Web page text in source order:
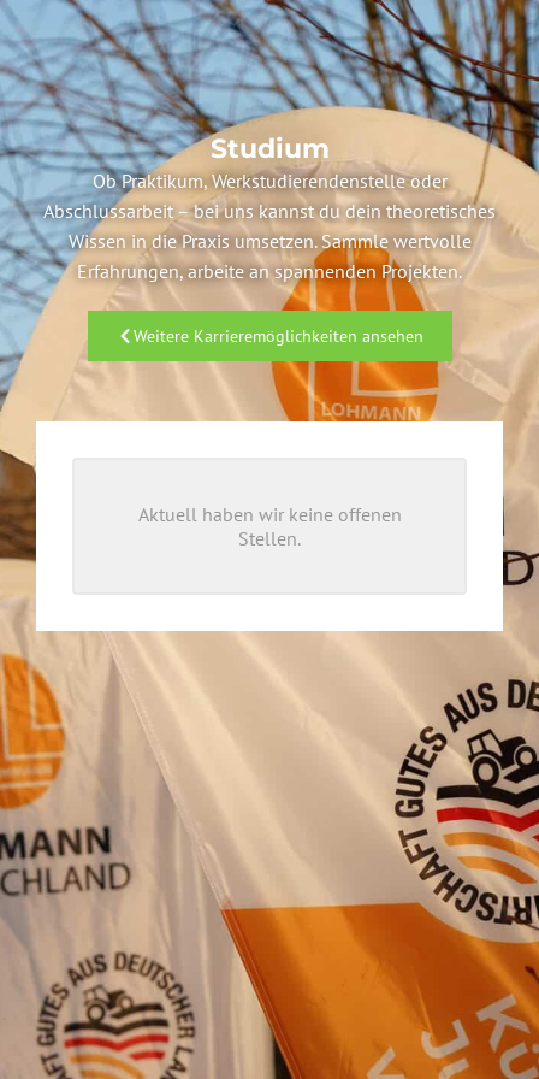
Studium
Ob Praktikum, Werkstudierendenstelle oder
Abschlussarbeit – bei uns kannst du dein theoretisches
Wissen in die Praxis umsetzen. Sammle wertvolle
Erfahrungen, arbeite an spannenden Projekten.
Weitere Karrieremöglichkeiten ansehen
Aktuell haben wir keine offenen
Stellen.